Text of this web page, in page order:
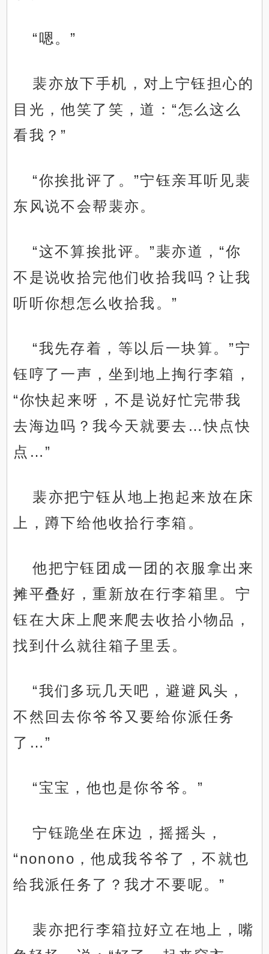
“嗯。”
裴亦放下手机，对上宁钰担心的
目光，他笑了笑，道：“怎么这么
看我？”
“你挨批评了。”宁钰亲耳听见裴
东风说不会帮裴亦。
“这不算挨批评。”裴亦道，“你
不是说收拾完他们收拾我吗？让我
听听你想怎么收拾我。”
“我先存着，等以后一块算。”宁
钰哼了一声，坐到地上掏行李箱，
“你快起来呀，不是说好忙完带我
去海边吗？我今天就要去…快点快
点…”
裴亦把宁钰从地上抱起来放在床
上，蹲下给他收拾行李箱。
他把宁钰团成一团的衣服拿出来
摊平叠好，重新放在行李箱里。宁
钰在大床上爬来爬去收拾小物品，
找到什么就往箱子里丢。
“我们多玩几天吧，避避风头，
不然回去你爷爷又要给你派任务
了…”
“宝宝，他也是你爷爷。”
宁钰跪坐在床边，摇摇头，
“nonono，他成我爷爷了，不就也
给我派任务了？我才不要呢。”
裴亦把行李箱拉好立在地上，嘴